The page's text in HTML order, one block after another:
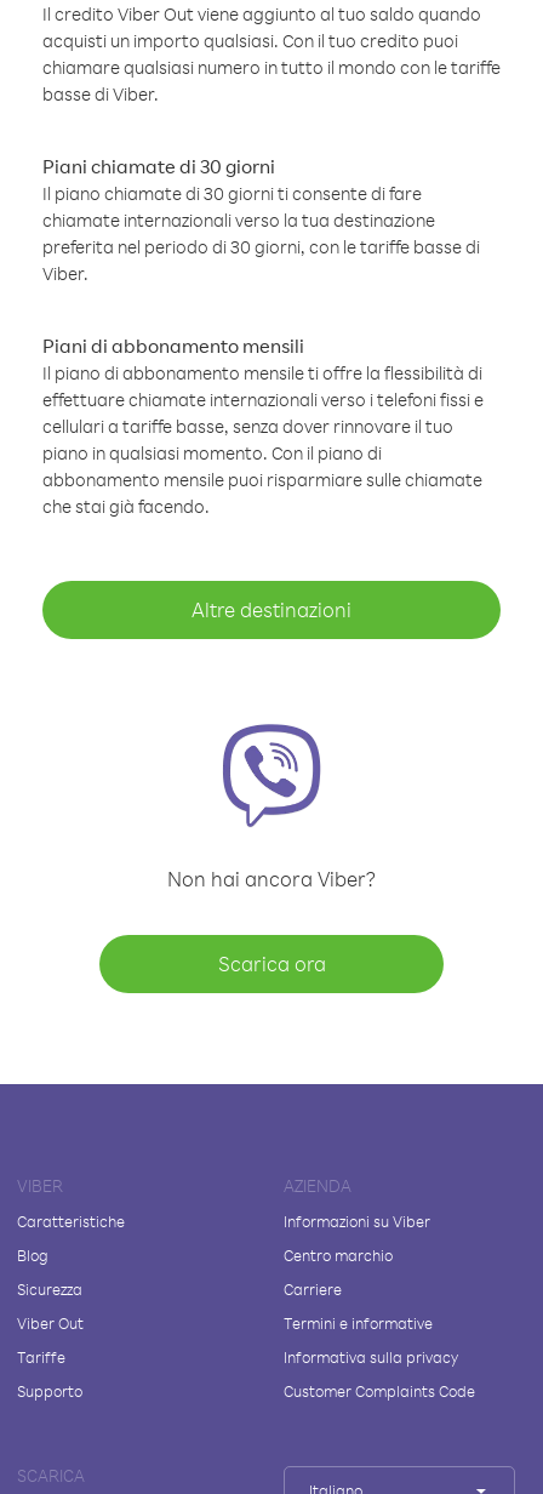
Il credito Viber Out viene aggiunto al tuo saldo quando
acquisti un importo qualsiasi. Con il tuo credito puoi
chiamare qualsiasi numero in tutto il mondo con le tariffe
basse di Viber.
Piani chiamate di 30 giorni
Il piano chiamate di 30 giorni ti consente di fare
chiamate internazionali verso la tua destinazione
preferita nel periodo di 30 giorni, con le tariffe basse di
Viber.
Piani di abbonamento mensili
Il piano di abbonamento mensile ti offre la flessibilità di
effettuare chiamate internazionali verso i telefoni fissi e
cellulari a tariffe basse, senza dover rinnovare il tuo
piano in qualsiasi momento. Con il piano di
abbonamento mensile puoi risparmiare sulle chiamate
che stai già facendo.
Altre destinazioni
Non hai ancora Viber?
Scarica ora
VIBER
Caratteristiche
Blog
Sicurezza
Viber Out
Tariffe
Supporto
AZIENDA
Informazioni su Viber
Centro marchio
Carriere
Termini e informative
Informativa sulla privacy
Customer Complaints Code
SCARICA